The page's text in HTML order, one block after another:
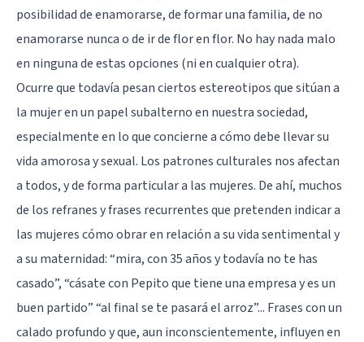
posibilidad de enamorarse, de formar una familia, de no
enamorarse nunca o de ir de flor en flor. No hay nada malo
en ninguna de estas opciones (ni en cualquier otra).
Ocurre que todavía pesanciertos estereotipos que sitúan a
la mujer en un papel subalterno en nuestra sociedad,
especialmente en lo que concierne a cómo debe llevar su
vida amorosa y sexual. Los patrones culturales nos afectan
a todos, y de forma particular a las mujeres. De ahí, muchos
de los refranes y frases recurrentes que pretenden indicar a
las mujeres cómo obrar en relación a su vida sentimental y
a su maternidad: “mira, con 35 años y todavía no te has
casado”, “cásate con Pepito que tiene una empresa y es un
buen partido” “al final se te pasará el arroz”... Frases con un
calado profundo y que, aun inconscientemente, influyen en